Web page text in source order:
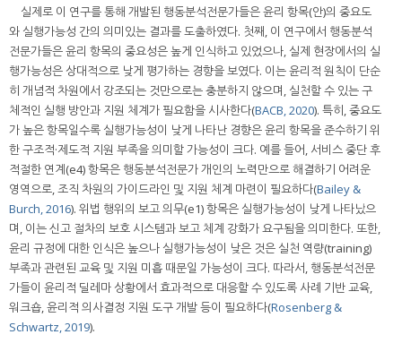
실제로 이 연구를 통해 개발된 행동분석전문가들은 윤리 항목(안)의 중요도
와 실행가능성 간의 의미있는 결과를 도출하였다. 첫째, 이 연구에서 행동분석
전문가들은 윤리 항목의 중요성은 높게 인식하고 있었으나, 실제 현장에서의 실
행가능성은 상대적으로 낮게 평가하는 경향을 보였다. 이는 윤리적 원칙이 단순
히 개념적 차원에서 강조되는 것만으로는 충분하지 않으며, 실천할 수 있는 구
체적인 실행 방안과 지원 체계가 필요함을 시사한다(BACB, 2020). 특히, 중요도
가 높은 항목일수록 실행가능성이 낮게 나타난 경향은 윤리 항목을 준수하기 위
한 구조적·제도적 지원 부족을 의미할 가능성이 크다. 예를 들어, 서비스 중단 후
적절한 연계(e4) 항목은 행동분석전문가 개인의 노력만으로 해결하기 어려운
영역으로, 조직 차원의 가이드라인 및 지원 체계 마련이 필요하다(Bailey &
Burch, 2016). 위법 행위의 보고 의무(e1) 항목은 실행가능성이 낮게 나타났으
며, 이는 신고 절차의 보호 시스템과 보고 체계 강화가 요구됨을 의미한다. 또한,
윤리 규정에 대한 인식은 높으나 실행가능성이 낮은 것은 실천 역량(training)
부족과 관련된 교육 및 지원 미흡 때문일 가능성이 크다. 따라서, 행동분석전문
가들이 윤리적 딜레마 상황에서 효과적으로 대응할 수 있도록 사례 기반 교육,
워크숍, 윤리적 의사결정 지원 도구 개발 등이 필요하다(Rosenberg &
Schwartz, 2019).